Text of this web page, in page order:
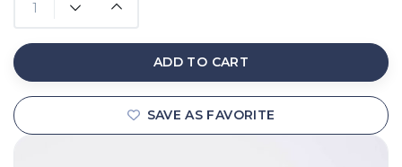
ADD TO CART
SAVE AS FAVORITE